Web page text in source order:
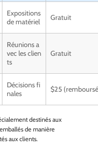
Expositions
de matériel
Gratuit
Réunions a
vec les clien
ts
Gratuit
Décisions fi
nales
$25
destinés aux
de manière
aux clients.